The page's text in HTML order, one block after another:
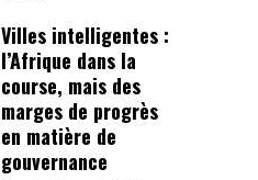
Villes intelligentes :
l’Afrique dans la
course, mais des
marges de progrès
en matière de
gouvernance